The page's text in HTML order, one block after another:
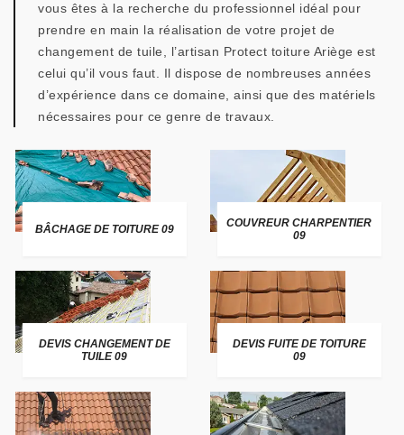
vous êtes à la recherche du professionnel idéal pour
prendre en main la réalisation de votre projet de
changement de tuile, l’artisan Protect toiture Ariège est
celui qu’il vous faut. Il dispose de nombreuses années
d’expérience dans ce domaine, ainsi que des matériels
nécessaires pour ce genre de travaux.
BÂCHAGE DE TOITURE 09
COUVREUR CHARPENTIER
09
DEVIS CHANGEMENT DE
TUILE 09
DEVIS FUITE DE TOITURE
09